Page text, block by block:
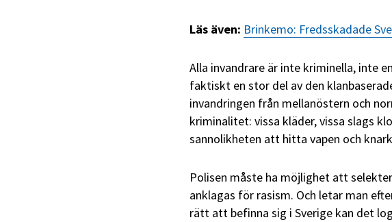
Läs även: Brinkemo: Fredsskadade
Alla invandrare är inte kriminella, inte
faktiskt en stor del av den
invandringen från mellanöstern och
kriminalitet: vissa kläder, vissa slags
sannolikheten att hitta vapen och
Polisen måste ha möjlighet att
anklagas för rasism. Och letar man
rätt att befinna sig i Sverige kan det